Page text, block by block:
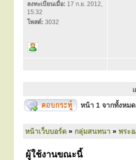
ลงทะเบียนเมื่อ: 17 ก.ย. 2012,
15:32
โพสต์: 3032
หน้า 1 จากทั้งหมด
หน้าเว็บบอร์ด » กลุ่มสนทนา » พระ
ผู้ใช้งานขณะนี้